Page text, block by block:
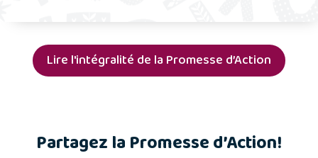
Lire l'intégralité de la Promesse d’Action
Partagez la Promesse d’Action!